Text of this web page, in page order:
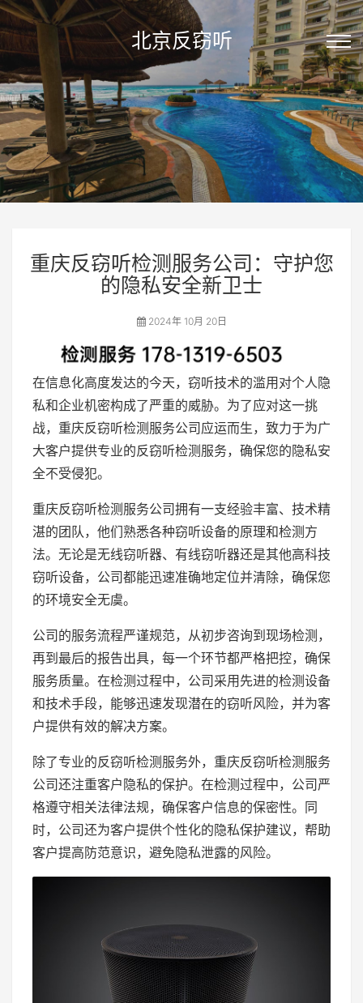
北京反窃听
重庆反窃听检测服务公司：守护您
的隐私安全新卫士
2024年 10月 20日
在信息化高度发达的今天，窃听技术的滥用对个人隐
私和企业机密构成了严重的威胁。为了应对这一挑
战，重庆反窃听检测服务公司应运而生，致力于为广
大客户提供专业的反窃听检测服务，确保您的隐私安
全不受侵犯。
重庆反窃听检测服务公司拥有一支经验丰富、技术精
湛的团队，他们熟悉各种窃听设备的原理和检测方
法。无论是无线窃听器、有线窃听器还是其他高科技
窃听设备，公司都能迅速准确地定位并清除，确保您
的环境安全无虞。
公司的服务流程严谨规范，从初步咨询到现场检测，
再到最后的报告出具，每一个环节都严格把控，确保
服务质量。在检测过程中，公司采用先进的检测设备
和技术手段，能够迅速发现潜在的窃听风险，并为客
户提供有效的解决方案。
除了专业的反窃听检测服务外，重庆反窃听检测服务
公司还注重客户隐私的保护。在检测过程中，公司严
格遵守相关法律法规，确保客户信息的保密性。同
时，公司还为客户提供个性化的隐私保护建议，帮助
客户提高防范意识，避免隐私泄露的风险。